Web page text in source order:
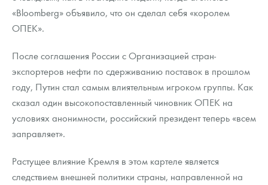
«Bloomberg» объявило, что он сделал себя «королем
ОПЕК».
После соглашения России с Организацией стран-
экспортеров нефти по сдерживанию поставок в прошлом
году, Путин стал самым влиятельным игроком группы. Как
сказал один высокопоставленный чиновник ОПЕК на
условиях анонимности, российский президент теперь «всем
заправляет».
Растущее влияние Кремля в этом картеле является
следствием внешней политики страны, направленной на